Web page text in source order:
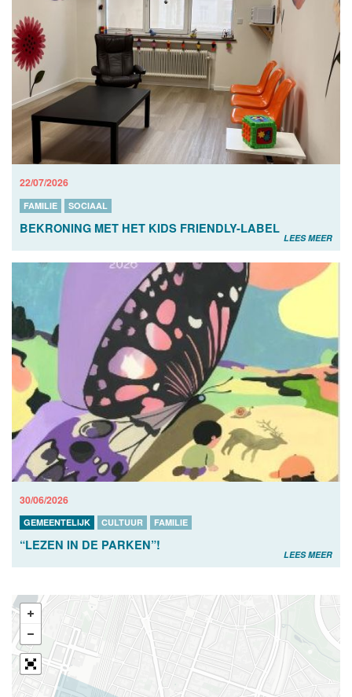
22/07/2026
FAMILIE SOCIAAL
BEKRONING MET HET KIDS FRIENDLY-LABEL
LEES MEER
30/06/2026
GEMEENTELIJK CULTUUR FAMILIE
“LEZEN IN DE PARKEN”!
LEES MEER